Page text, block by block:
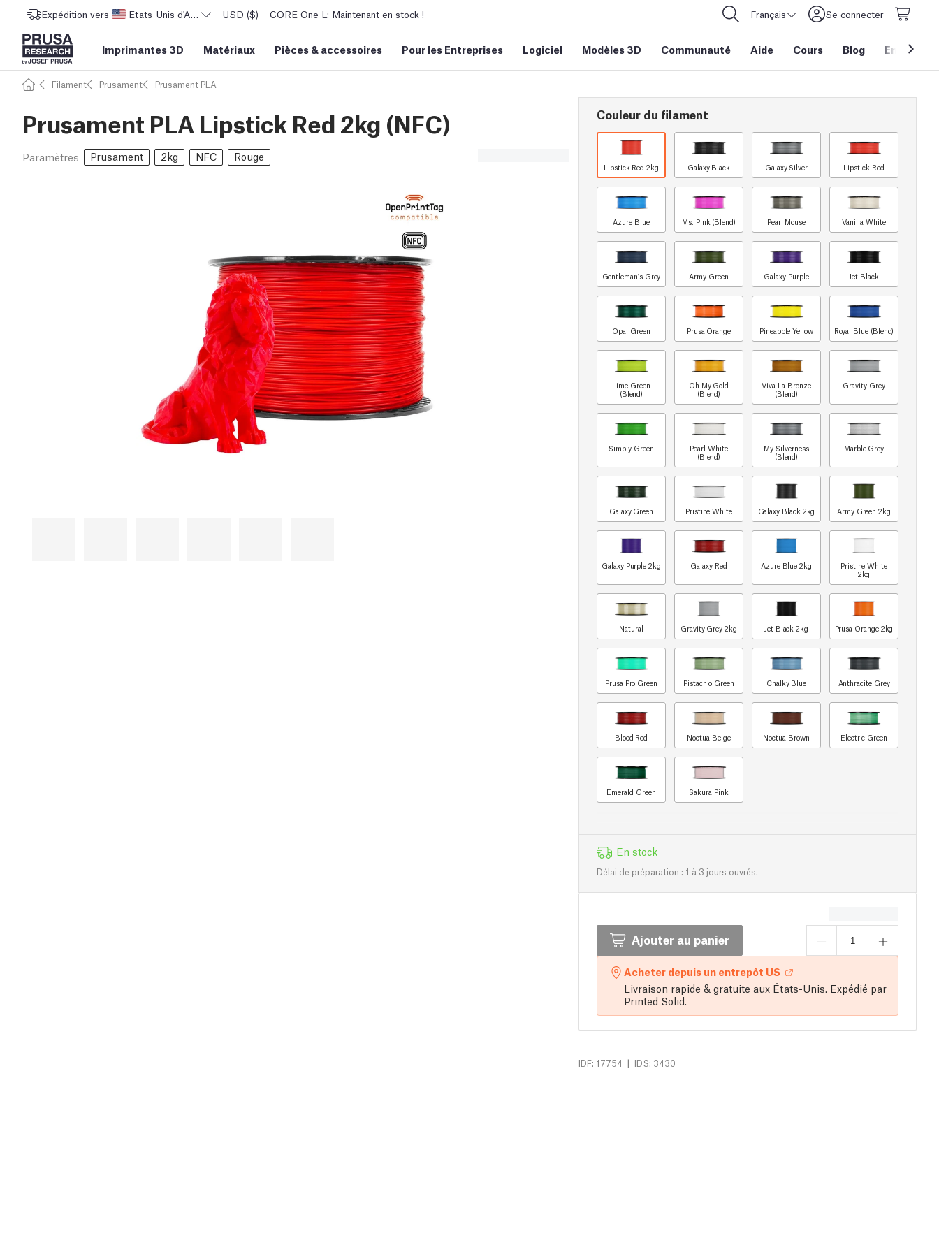
Expédition vers Etats-Unis d'AmériqueUSD ($) CORE One L: Maintenant en stock ! Français Se connecter
Imprimantes 3D Matériaux Pièces & accessoires Pour les Entreprises Logiciel Modèles 3D Communauté Aide Cours Blog Entreprise
Filament Prusament Prusament PLA
Prusament PLA Lipstick Red 2kg (NFC)
Paramètres Prusament 2kg NFC Rouge
Couleur du filament
Lipstick Red 2kg Galaxy Black Galaxy Silver Lipstick Red
Azure Blue Ms. Pink (Blend) Pearl Mouse Vanilla White
Gentleman's Grey Army Green Galaxy Purple Jet Black
Opal Green Prusa Orange Pineapple Yellow Royal Blue (Blend)
Lime Green
(Blend)
Oh My Gold
(Blend)
Viva La Bronze
(Blend)
Gravity Grey
Simply Green
Pearl White
(Blend)
My Silverness
(Blend)
Marble Grey
Galaxy Green Pristine White Galaxy Black 2kg Army Green 2kg
Galaxy Purple 2kg Galaxy Red Azure Blue 2kg
Pristine White
2kg
Natural Gravity Grey 2kg Jet Black 2kg Prusa Orange 2kg
Prusa Pro Green Pistachio Green Chalky Blue Anthracite Grey
Blood Red Noctua Beige Noctua Brown Electric Green
Emerald Green Sakura Pink
En stock
Délai de préparation : 1 à 3 jours ouvrés.
Ajouter au panier
Acheter depuis un entrepôt US
Livraison rapide & gratuite aux États-Unis. Expédié par
Printed Solid.
IDF: 17754 | IDS: 3430